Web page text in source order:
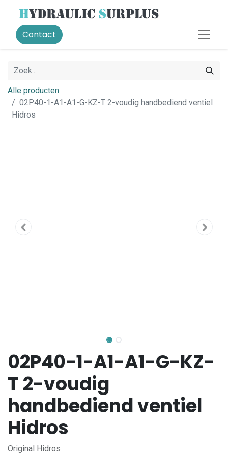
Contact
Alle producten
02P40-1-A1-A1-G-KZ-T 2-voudig handbediend ventiel
Hidros
02P40-1-A1-A1-G-KZ-
T 2-voudig
handbediend ventiel
Hidros
Original Hidros